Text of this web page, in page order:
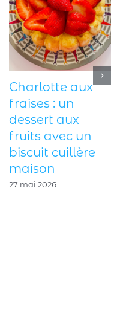
Charlotte aux
fraises : un
dessert aux
fruits avec un
biscuit cuillère
maison
27 mai 2026